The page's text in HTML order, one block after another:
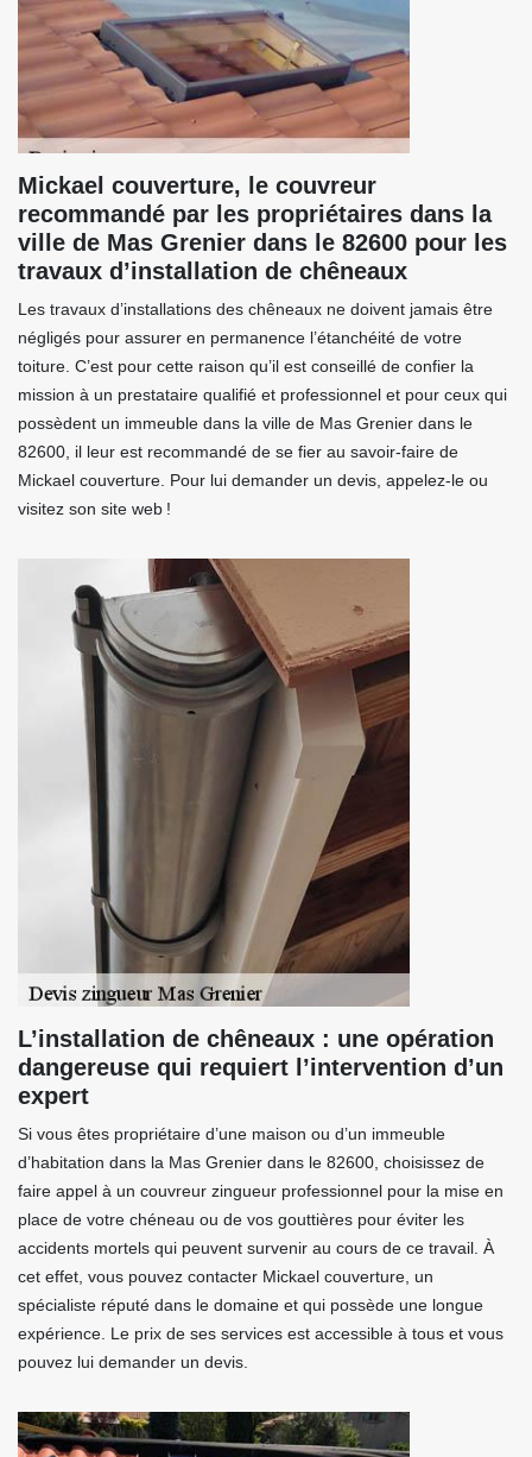
Mickael couverture, le couvreur
recommandé par les propriétaires dans la
ville de Mas Grenier dans le 82600 pour les
travaux d’installation de chêneaux
Les travaux d’installations des chêneaux ne doivent jamais être
négligés pour assurer en permanence l’étanchéité de votre
toiture. C’est pour cette raison qu’il est conseillé de confier la
mission à un prestataire qualifié et professionnel et pour ceux qui
possèdent un immeuble dans la ville de Mas Grenier dans le
82600, il leur est recommandé de se fier au savoir-faire de
Mickael couverture. Pour lui demander un devis, appelez-le ou
visitez son site web !
L’installation de chêneaux : une opération
dangereuse qui requiert l’intervention d’un
expert
Si vous êtes propriétaire d’une maison ou d’un immeuble
d’habitation dans la Mas Grenier dans le 82600, choisissez de
faire appel à un couvreur zingueur professionnel pour la mise en
place de votre chéneau ou de vos gouttières pour éviter les
accidents mortels qui peuvent survenir au cours de ce travail. À
cet effet, vous pouvez contacter Mickael couverture, un
spécialiste réputé dans le domaine et qui possède une longue
expérience. Le prix de ses services est accessible à tous et vous
pouvez lui demander un devis.